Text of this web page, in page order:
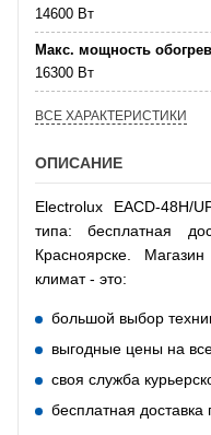
14600 Вт
Макс. мощность
16300 Вт
ВСЕ ХАРАКТЕРИСТИКИ
ОПИСАНИЕ
Electrolux EACD-48H/
типа: бесплатная
Красноярске.
климат - это:
большой выбор
выгодные цены на
своя служба
бесплатная доставка